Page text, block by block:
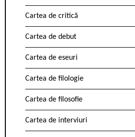
Cartea de critică
Cartea de debut
Cartea de eseuri
Cartea de filologie
Cartea de filosofie
Cartea de interviuri